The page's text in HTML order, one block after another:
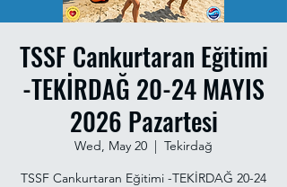
TSSF Cankurtaran Eğitimi
-TEKİRDAĞ 20-24 MAYIS
2026 Pazartesi
Wed, May 20
  |
Tekirdağ
TSSF Cankurtaran Eğitimi -TEKİRDAĞ 20-24